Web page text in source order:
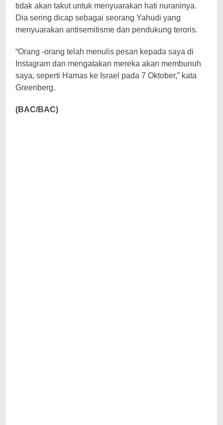
tidak akan takut untuk menyuarakan hati nuraninya.
Dia sering dicap sebagai seorang Yahudi yang
menyuarakan antisemitisme dan pendukung teroris.
“Orang -orang telah menulis pesan kepada saya di
Instagram dan mengatakan mereka akan membunuh
saya, seperti Hamas ke Israel pada 7 Oktober,” kata
Greenberg.
(BAC/BAC)